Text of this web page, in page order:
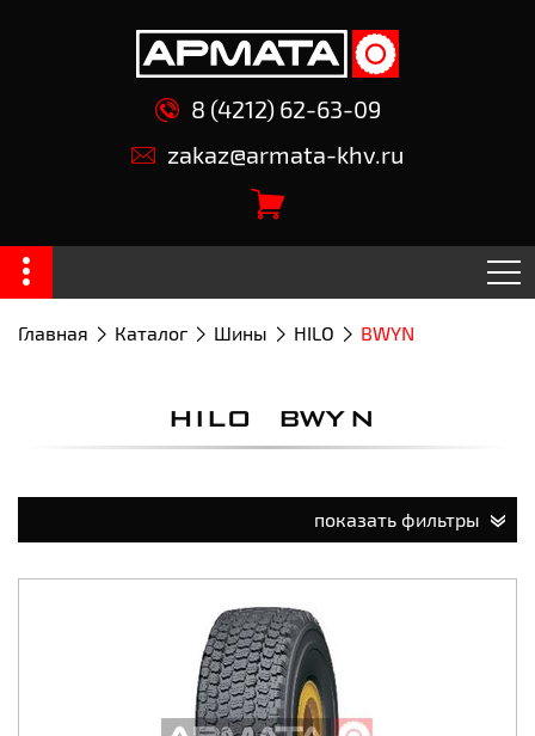
8 (4212) 62-63-09
zakaz@armata-khv.ru
Главная Каталог Шины HILO BWYN
HILO BWYN
показать фильтры